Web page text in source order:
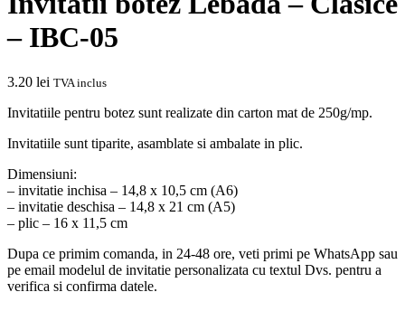
– IBC-05
3.20 lei TVA inclus
Invitatiile pentru botez sunt realizate din carton mat de 250g/mp.
Invitatiile sunt tiparite, asamblate si ambalate in plic.
Dimensiuni:
– invitatie inchisa – 14,8 x 10,5 cm (A6)
– invitatie deschisa – 14,8 x 21 cm (A5)
– plic – 16 x 11,5 cm
Dupa ce primim comanda, in 24-48 ore, veti primi pe WhatsApp sau
pe email modelul de invitatie personalizata cu textul Dvs. pentru a
verifica si confirma datele.